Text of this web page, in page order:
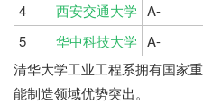
4
西安交通大学 A-
5
华中科技大学 A-
清华大学工业工程系拥有国家
能制造领域优势突出。